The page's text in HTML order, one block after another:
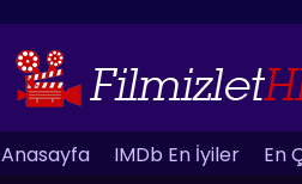
Anasayfa IMDb En İyiler En